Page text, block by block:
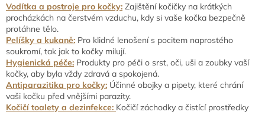
Vodítka a postroje pro kočky: Zajištění kočičky na krátkých
procházkách na čerstvém vzduchu, kdy si vaše kočka bezpečně
protáhne tělo.
Pelíšky a kukaně: Pro klidné lenošení s pocitem naprostého
soukromí, tak jak to kočky milují.
Hygienická péče: Produkty pro péči o srst, oči, uši a zoubky vaší
kočky, aby byla vždy zdravá a spokojená.
Antiparazitika pro kočky: Účinné obojky a pipety, které chrání
vaši kočku před vnějšími parazity.
Kočičí toalety a dezinfekce: Kočičí záchodky a čistící prostředky